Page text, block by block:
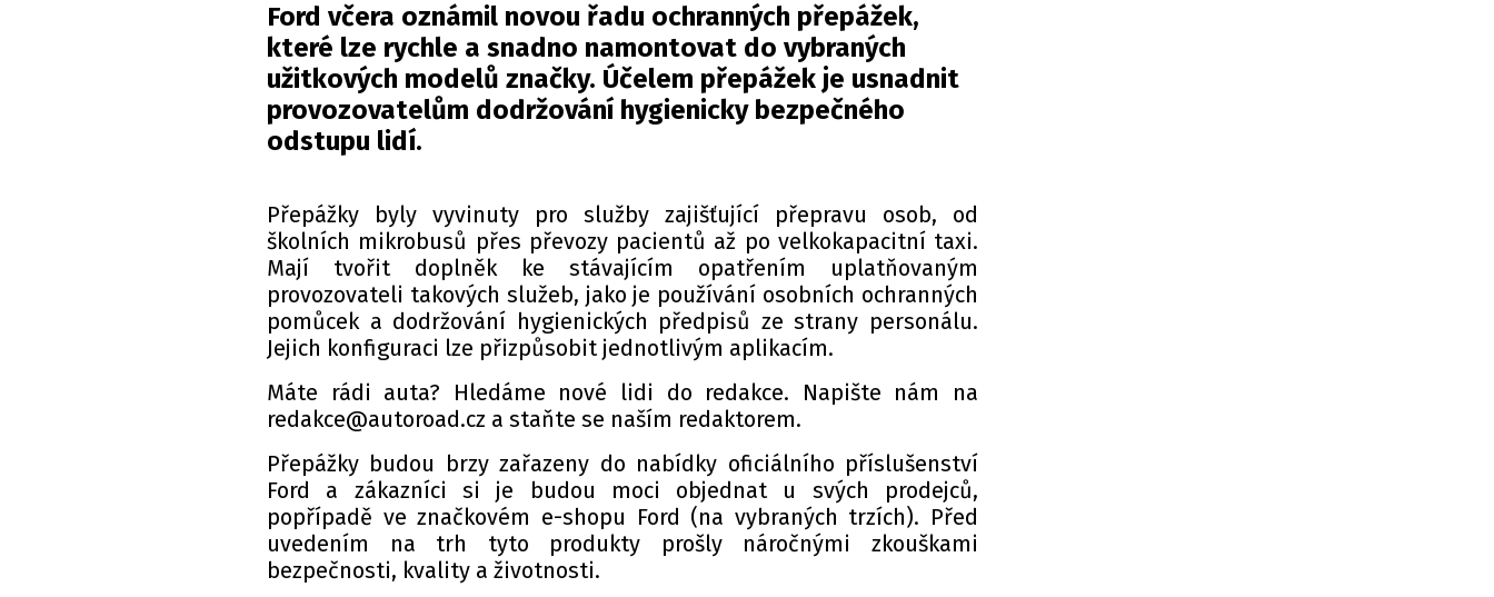
Ford včera oznámil novou řadu ochranných přepážek,
které lze rychle a snadno namontovat do vybraných
užitkových modelů značky. Účelem přepážek je usnadnit
provozovatelům dodržování hygienicky bezpečného
odstupu lidí.
Přepážky byly vyvinuty pro služby zajišťující přepravu osob, od
školních mikrobusů přes převozy pacientů až po velkokapacitní taxi.
Mají tvořit doplněk ke stávajícím opatřením uplatňovaným
provozovateli takových služeb, jako je používání osobních ochranných
pomůcek a dodržování hygienických předpisů ze strany personálu.
Jejich konfiguraci lze přizpůsobit jednotlivým aplikacím.
Máte rádi auta? Hledáme nové lidi do redakce. Napište nám na
redakce@autoroad.cz a staňte se naším redaktorem.
Přepážky budou brzy zařazeny do nabídky oficiálního příslušenství
Ford a zákazníci si je budou moci objednat u svých prodejců,
popřípadě ve značkovém e-shopu Ford (na vybraných trzích). Před
uvedením na trh tyto produkty prošly náročnými zkouškami
bezpečnosti, kvality a životnosti.